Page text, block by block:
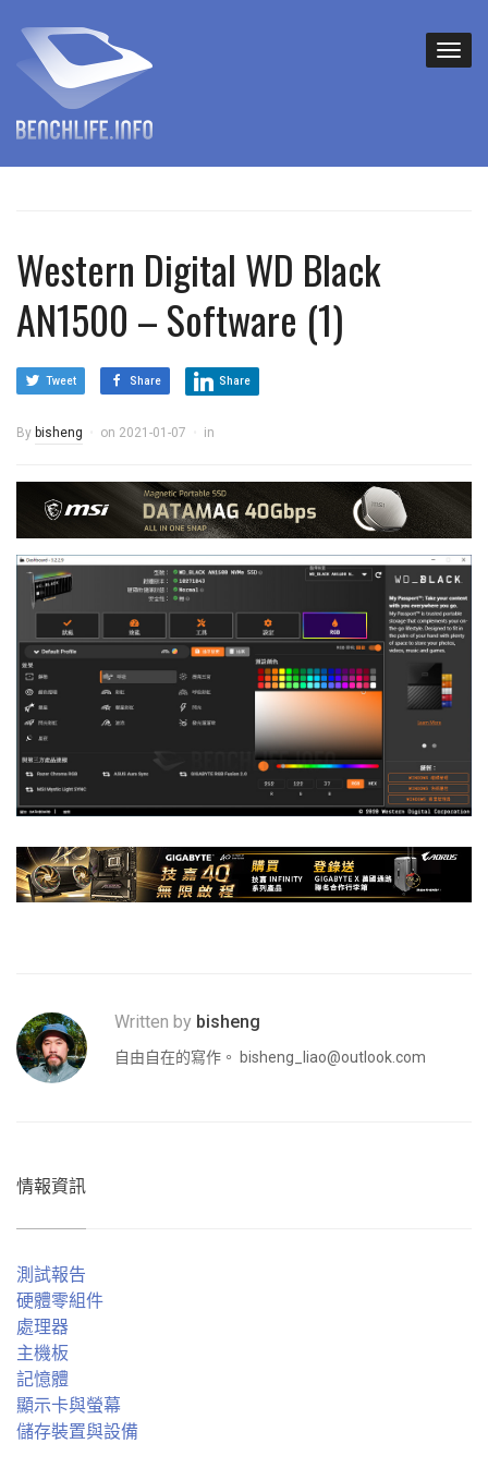
Western Digital WD Black
AN1500 – Software (1)
Tweet Share Share
By bisheng on 2021-01-07 in
Written by bisheng
自由自在的寫作。 bisheng_liao@outlook.com
情報資訊
測試報告
硬體零組件
處理器
主機板
記憶體
顯示卡與螢幕
儲存裝置與設備